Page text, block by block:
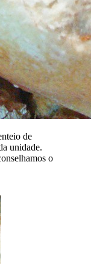
de
unidade.
o